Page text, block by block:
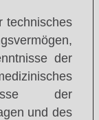
technisches
der
der
und des